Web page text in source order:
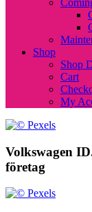
Shop
Shop
Cart
My
Volkswagen
företag